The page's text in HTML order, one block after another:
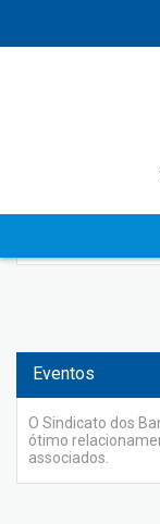
O Sindicato dos
de Tubarão e
reconhecido em
representar os
atuando sempre
Eventos
O Sindicato dos
ótimo
associados.